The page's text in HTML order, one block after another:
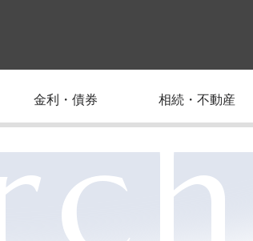
金利・債券 相続・不動産